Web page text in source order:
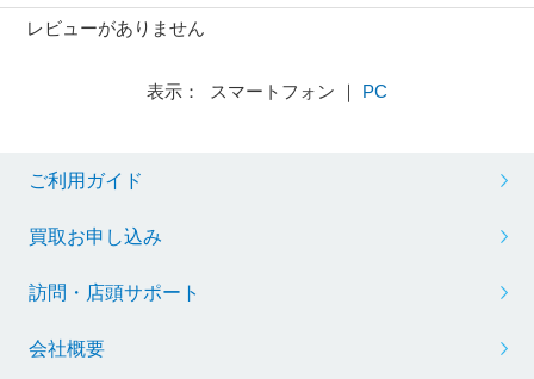
レビューがありません
表示： スマートフォン ｜ PC
ご利用ガイド
買取お申し込み
訪問・店頭サポート
会社概要